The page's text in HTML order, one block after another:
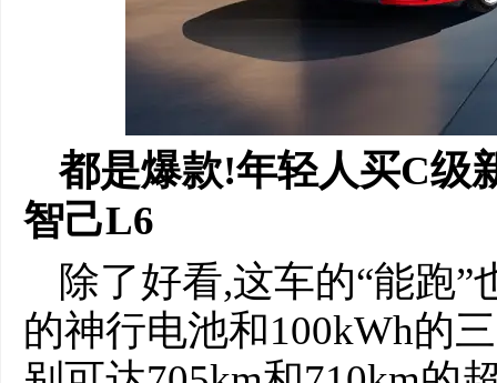
都是爆款!年轻人买C级
智己L6
除了好看,这车的“能跑
的神行电池和100kWh的